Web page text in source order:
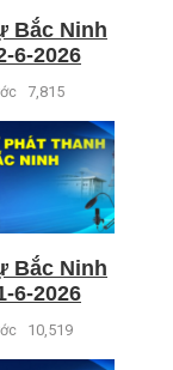
Bắc Ninh
6-2026
7,815
Bắc Ninh
6-2026
10,519